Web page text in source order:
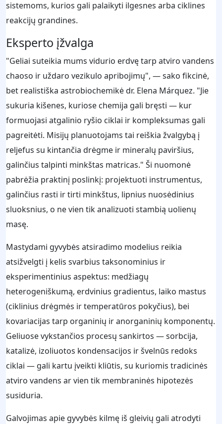
sistemoms, kurios gali palaikyti ilgesnes arba ciklines
reakcijų grandines.
Eksperto įžvalga
"Geliai suteikia mums vidurio erdvę tarp atviro vandens
chaoso ir uždaro vezikulo apribojimų", — sako fikcinė,
bet realistiška astrobiochemikė dr. Elena Márquez. "Jie
sukuria kišenes, kuriose chemija gali bręsti — kur
formuojasi atgalinio ryšio ciklai ir kompleksumas gali
pagreitėti. Misijų planuotojams tai reiškia žvalgybą į
reljefus su kintančia drėgme ir mineralų paviršius,
galinčius talpinti minkštas matricas." Ši nuomonė
pabrėžia praktinį poslinkį: projektuoti instrumentus,
galinčius rasti ir tirti minkštus, lipnius nuosėdinius
sluoksnius, o ne vien tik analizuoti stambią uolienų
masę.
Mastydami gyvybės atsiradimo modelius reikia
atsižvelgti į kelis svarbius taksonominius ir
eksperimentinius aspektus: medžiagų
heterogeniškumą, erdvinius gradientus, laiko mastus
(ciklinius drėgmės ir temperatūros pokyčius), bei
kovariacijas tarp organinių ir anorganinių komponentų.
Geliuose vykstančios procesų sankirtos — sorbcija,
katalizė, izoliuotos kondensacijos ir švelnūs redoks
ciklai — gali kartu įveikti kliūtis, su kuriomis tradicinės
atviro vandens ar vien tik membraninės hipotezės
susiduria.
Galvojimas apie gyvybės kilmę iš gleivių gali atrodyti